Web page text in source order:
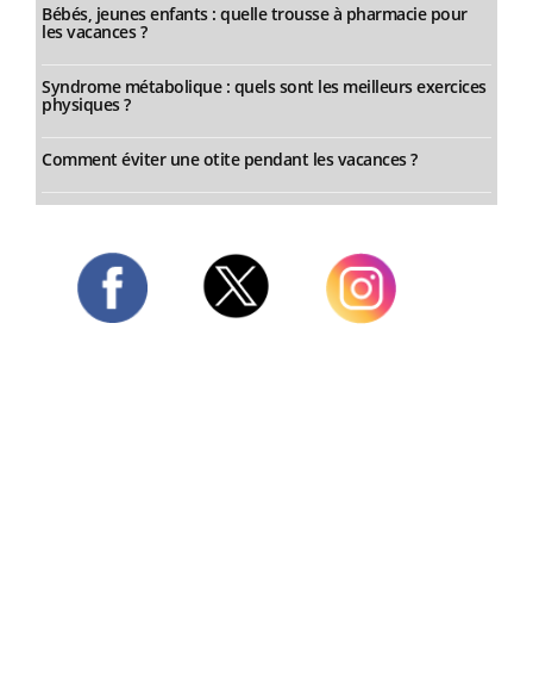
Bébés, jeunes enfants : quelle trousse à pharmacie pour
les vacances ?
Syndrome métabolique : quels sont les meilleurs exercices
physiques ?
Comment éviter une otite pendant les vacances ?